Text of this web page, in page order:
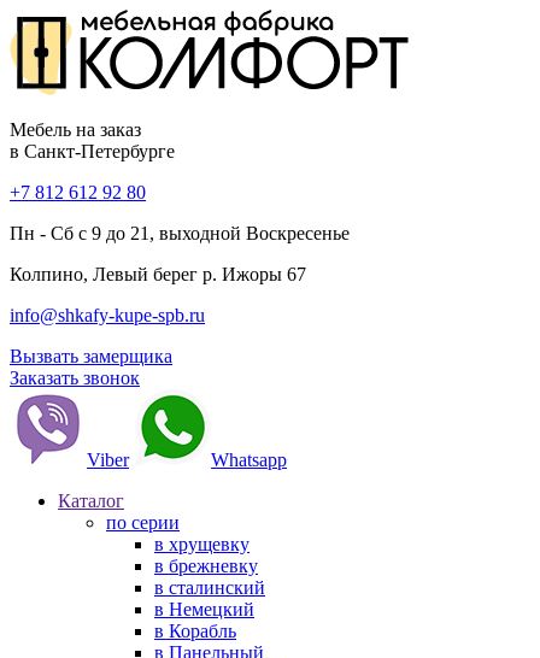
Мебель на заказ
в Санкт-Петербурге
+7 812 612 92 80
Пн - Сб с 9 до 21, выходной Воскресенье
Колпино, Левый берег р. Ижоры 67
info@shkafy-kupe-spb.ru
Вызвать замерщика
Заказать звонок
Viber
Whatsapp
Каталог
по серии
в хрущевку
в брежневку
в сталинский
в Немецкий
в Корабль
в Панельный